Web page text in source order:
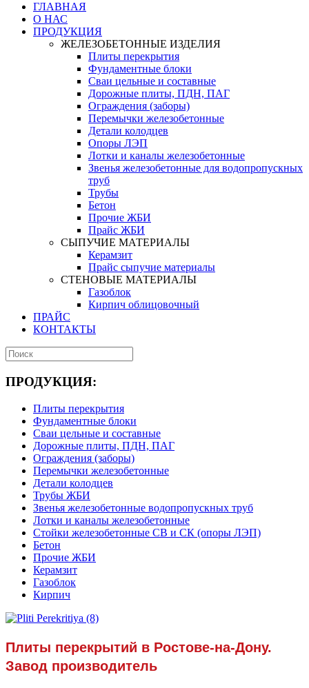
ГЛАВНАЯ
О НАС
ПРОДУКЦИЯ
ЖЕЛЕЗОБЕТОННЫЕ ИЗДЕЛИЯ
Плиты перекрытия
Фундаментные блоки
Сваи цельные и составные
Дорожные плиты, ПДН, ПАГ
Ограждения (заборы)
Перемычки железобетонные
Детали колодцев
Опоры ЛЭП
Лотки и каналы железобетонные
Звенья железобетонные для водопропускных
труб
Трубы
Бетон
Прочие ЖБИ
Прайс ЖБИ
СЫПУЧИЕ МАТЕРИАЛЫ
Керамзит
Прайс сыпучие материалы
СТЕНОВЫЕ МАТЕРИАЛЫ
Газоблок
Кирпич облицовочный
ПРАЙС
КОНТАКТЫ
ПРОДУКЦИЯ:
Плиты перекрытия
Фундаментные блоки
Сваи цельные и составные
Дорожные плиты, ПДН, ПАГ
Ограждения (заборы)
Перемычки железобетонные
Детали колодцев
Трубы ЖБИ
Звенья железобетонные водопропускных труб
Лотки и каналы железобетонные
Стойки железобетонные СВ и СК (опоры ЛЭП)
Бетон
Прочие ЖБИ
Керамзит
Газоблок
Кирпич
Плиты перекрытий в Ростове-на-Дону.
Завод производитель